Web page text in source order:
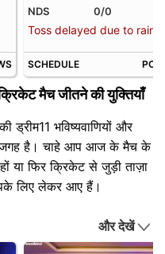
NDS
0/0
Toss delayed due to rain
SCHEDULE
मैच जीतने की युक्तियाँ
ड्रीम11 भविष्यवाणियों और
जगह है। चाहे आप आज के मैच के
या फिर क्रिकेट से जुड़ी ताज़ा
लिए लेकर आए हैं।
और देखें